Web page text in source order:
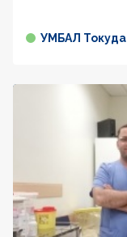
УМБАЛ Токуда